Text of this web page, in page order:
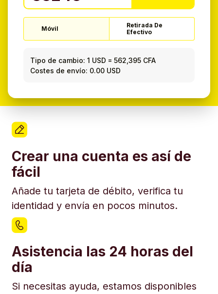
Móvil
Retirada De
Efectivo
Tipo de cambio: 1 USD =562,395 CFA
Costes de envío: 0.00 USD
Crear una cuenta es así de
fácil
Añade tu tarjeta de débito, verifica tu
identidad y envía en pocos minutos.
Asistencia las 24 horas del
día
Si necesitas ayuda, estamos disponibles